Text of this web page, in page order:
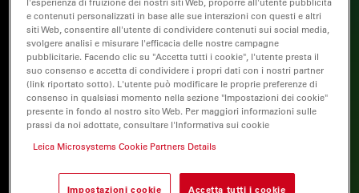
e contenuti personalizzati in base alle sue interazioni con questi e altri
siti Web, consentire all'utente di condividere contenuti sui social media,
svolgere analisi e misurare l'efficacia delle nostre campagne
pubblicitarie. Facendo clic su "Accetta tutti i cookie", l'utente presta il
suo consenso e accetta di condividere i propri dati con i nostri partner
(link riportato sotto). L'utente può modificare le proprie preferenze di
consenso in qualsiasi momento nella sezione "Impostazioni dei cookie"
presente in fondo al nostro sito Web. Per maggiori informazioni sulle
prassi da noi adottate, consultare l'Informativa sui cookie
Leica Microsystems Cookie Partners Details
Impostazioni cookie Accetta tutti i cookie